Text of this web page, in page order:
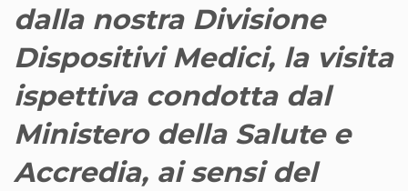
dalla nostra Divisione
Dispositivi Medici, la visita
ispettiva condotta dal
Ministero della Salute e
Accredia, ai sensi del